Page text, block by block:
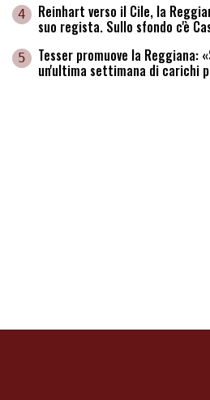
4 Reinhart verso il Cile, la
suo regista. Sullo sfondo c'è
5 Tesser promuove la Reggiana:
un'ultima settimana di carichi